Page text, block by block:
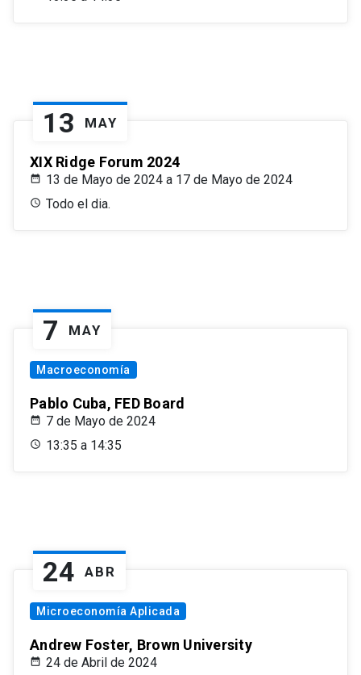
13 MAY
XIX Ridge Forum 2024
13 de Mayo de 2024 a 17 de Mayo de 2024
Todo el dia.
7 MAY
Macroeconomía
Pablo Cuba, FED Board
7 de Mayo de 2024
13:35 a 14:35
24 ABR
Microeconomía Aplicada
Andrew Foster, Brown University
24 de Abril de 2024